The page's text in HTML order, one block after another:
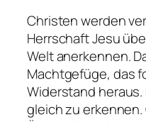
Christen werden
Herrschaft Jesu
Welt anerkennen.
Machtgefüge, das
Widerstand
gleich zu